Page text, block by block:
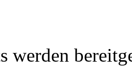
werden